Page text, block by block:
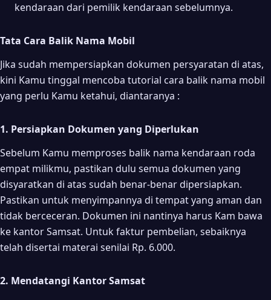
kendaraan dari pemilik kendaraan sebelumnya.
Tata Cara Balik Nama Mobil
Jika sudah mempersiapkan dokumen persyaratan di atas,
kini Kamu tinggal mencoba tutorial cara balik nama mobil
yang perlu Kamu ketahui, diantaranya :
1. Persiapkan Dokumen yang Diperlukan
Sebelum Kamu memproses balik nama kendaraan roda
empat milikmu, pastikan dulu semua dokumen yang
disyaratkan di atas sudah benar-benar dipersiapkan.
Pastikan untuk menyimpannya di tempat yang aman dan
tidak berceceran. Dokumen ini nantinya harus Kam bawa
ke kantor Samsat. Untuk faktur pembelian, sebaiknya
telah disertai materai senilai Rp. 6.000.
2. Mendatangi Kantor Samsat